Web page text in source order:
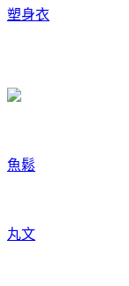
塑身衣
魚鬆
丸文